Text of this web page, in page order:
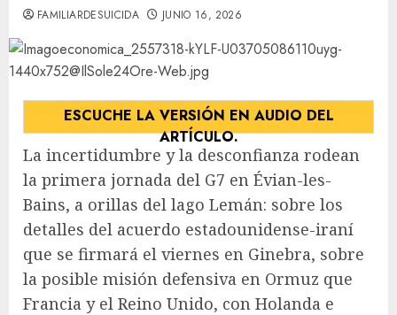
FAMILIARDESUICIDA JUNIO 16, 2026
ESCUCHE LA VERSIÓN EN AUDIO DEL
ARTÍCULO.
La incertidumbre y la desconfianza rodean
la primera jornada del G7 en Évian-les-
Bains, a orillas del lago Lemán: sobre los
detalles del acuerdo estadounidense-iraní
que se firmará el viernes en Ginebra, sobre
la posible misión defensiva en Ormuz que
Francia y el Reino Unido, con Holanda e